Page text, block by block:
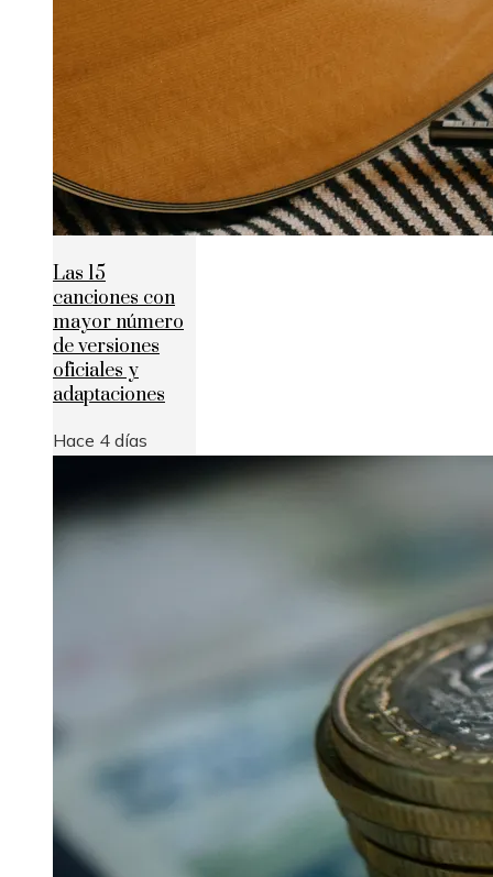
Las 15
canciones con
mayor número
de versiones
oficiales y
adaptaciones
Hace 4 días